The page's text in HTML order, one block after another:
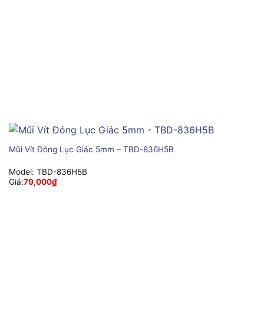
Mũi Vít Đóng Lục Giác 5mm – TBD-836H5B
Model: TBD-836H5B
Giá:79,000₫